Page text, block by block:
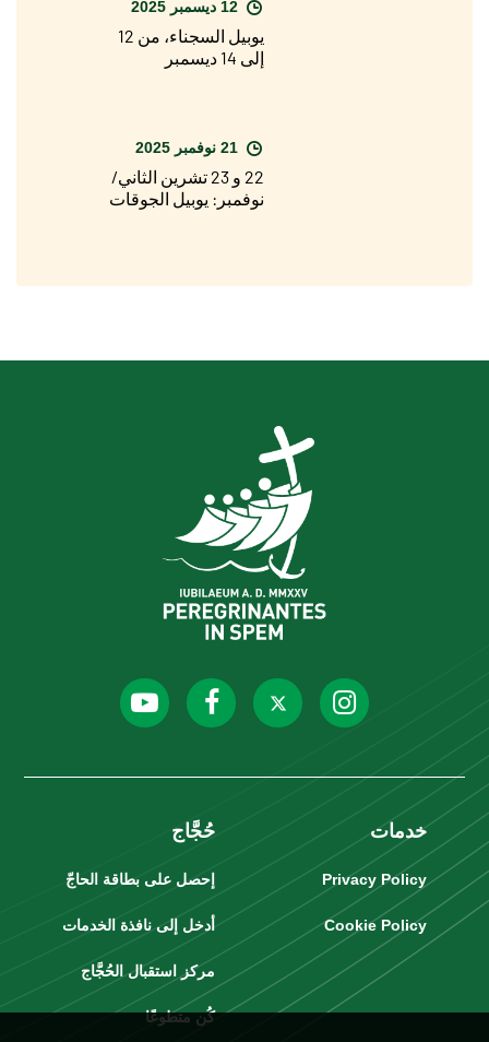
يوبيل السجناء، من 12
إلى 14 ديسمبر
22 و 23 تشرين الثاني/
نوفمبر: يوبيل الجوقات
خدمات
Privacy Policy
Cookie Policy
حُجَّاج
إحصل على بطاقة الحاجّ
أدخل إلى نافذة الخدمات
مركز استقبال الحُجَّاج
كُن متطوعًا